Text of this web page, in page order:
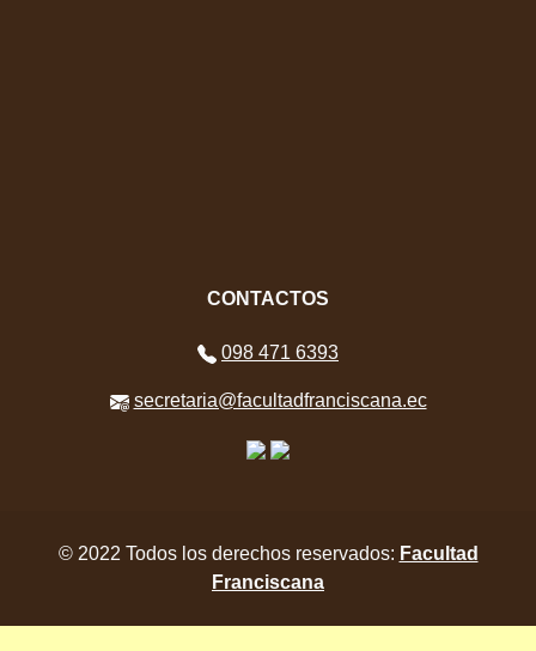
CONTACTOS
098 471 6393
secretaria@facultadfranciscana.ec
© 2022 Todos los derechos reservados: Facultad
Franciscana